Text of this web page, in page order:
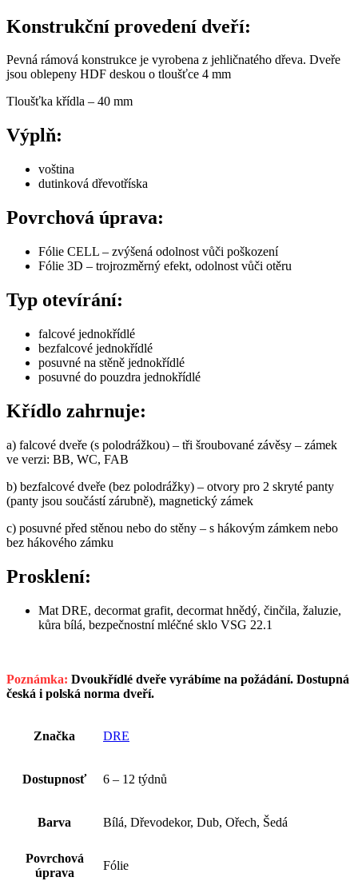
Konstrukční provedení dveří:
Pevná rámová konstrukce je vyrobena z jehličnatého dřeva. Dveře
jsou oblepeny HDF deskou o tloušťce 4 mm
Tloušťka křídla – 40 mm
Výplň:
voština
dutinková dřevotříska
Povrchová úprava:
Fólie CELL – zvýšená odolnost vůči poškození
Fólie 3D – trojrozměrný efekt, odolnost vůči otěru
Typ otevírání:
falcové jednokřídlé
bezfalcové jednokřídlé
posuvné na stěně jednokřídlé
posuvné do pouzdra jednokřídlé
Křídlo zahrnuje:
a) falcové dveře (s polodrážkou) – tři šroubované závěsy – zámek
ve verzi: BB, WC, FAB
b) bezfalcové dveře (bez polodrážky) – otvory pro 2 skryté panty
(panty jsou součástí zárubně), magnetický zámek
c) posuvné před stěnou nebo do stěny – s hákovým zámkem nebo
bez hákového zámku
Prosklení:
Mat DRE, decormat grafit, decormat hnědý, činčila, žaluzie,
kůra bílá, bezpečnostní mléčné sklo VSG 22.1
Poznámka: Dvoukřídlé dveře vyrábíme na požádání. Dostupná
česká i polská norma dveří.
Značka DRE
Dostupnosť 6 – 12 týdnů
Barva Bílá, Dřevodekor, Dub, Ořech, Šedá
Povrchová
úprava
Fólie